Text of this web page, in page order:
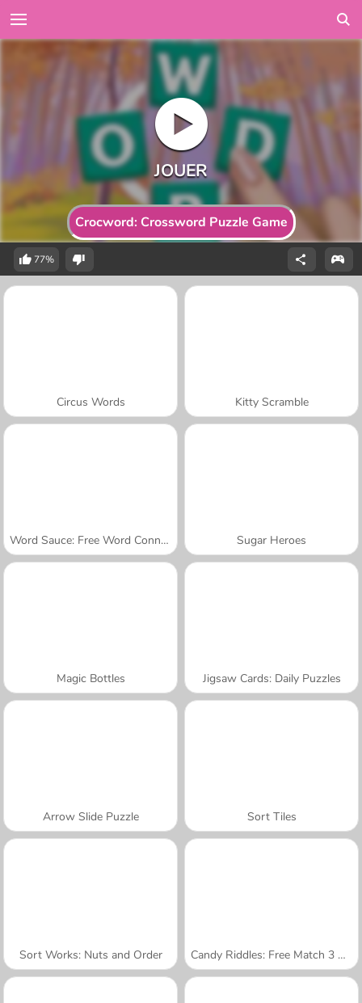
Crocword: Crossword Puzzle Game
77%
Circus Words Kitty Scramble
Word Sauce: Free Word Connect Puzzle Sugar Heroes
Magic Bottles Jigsaw Cards: Daily Puzzles
Arrow Slide Puzzle Sort Tiles
Sort Works: Nuts and Order Candy Riddles: Free Match 3 Puzzle